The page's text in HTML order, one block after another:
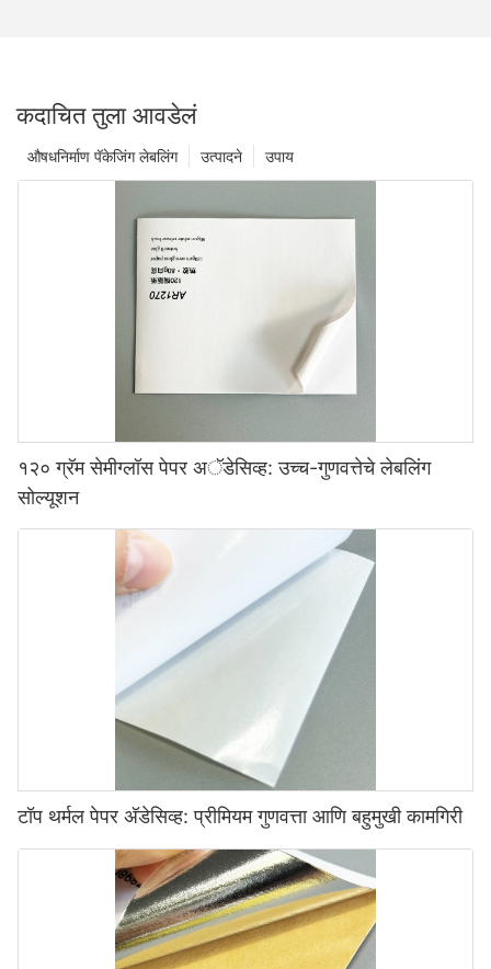
कदाचित तुला आवडेलं
उपाय
उत्पादने
औषधनिर्माण पॅकेजिंग लेबलिंग
१२० ग्रॅम सेमीग्लॉस पेपर अॅडेसिव्ह: उच्च-गुणवत्तेचे लेबलिंग
सोल्यूशन
टॉप थर्मल पेपर अ‍ॅडेसिव्ह: प्रीमियम गुणवत्ता आणि बहुमुखी कामगिरी